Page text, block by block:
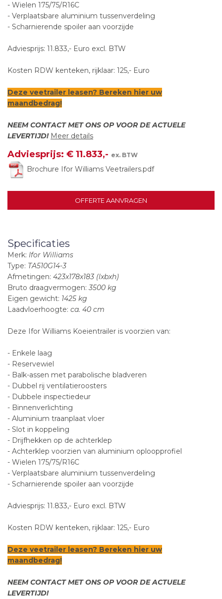
- Wielen 175/75/R16C
- Verplaatsbare aluminium tussenverdeling
- Scharnierende spoiler aan voorzijde
Adviesprijs: 11.833,- Euro excl. BTW
Kosten RDW kenteken, rijklaar: 125,- Euro
Deze veetrailer leasen? Bereken hier uw
maandbedrag!
NEEM CONTACT MET ONS OP VOOR DE ACTUELE
LEVERTIJD! Meer details
Adviesprijs: € 11.833,- ex. BTW
Brochure Ifor Williams Veetrailers.pdf
OFFERTE AANVRAGEN
Specificaties
Merk: Ifor Williams
Type: TA510G14-3
Afmetingen: 423x178x183 (lxbxh)
Bruto draagvermogen: 3500 kg
Eigen gewicht: 1425 kg
Laadvloerhoogte: ca. 40 cm
Deze Ifor Williams Koeientrailer is voorzien van:
- Enkele laag
- Reservewiel
- Balk-assen met parabolische bladveren
- Dubbel rij ventilatieroosters
- Dubbele inspectiedeur
- Binnenverlichting
- Aluminium traanplaat vloer
- Slot in koppeling
- Drijfhekken op de achterklep
- Achterklep voorzien van aluminium oploopprofiel
- Wielen 175/75/R16C
- Verplaatsbare aluminium tussenverdeling
- Scharnierende spoiler aan voorzijde
Adviesprijs: 11.833,- Euro excl. BTW
Kosten RDW kenteken, rijklaar: 125,- Euro
Deze veetrailer leasen? Bereken hier uw
maandbedrag!
NEEM CONTACT MET ONS OP VOOR DE ACTUELE
LEVERTIJD!